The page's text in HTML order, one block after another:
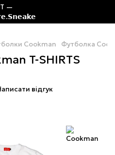
Cookman Футболка
T-SHIRTS
відгук